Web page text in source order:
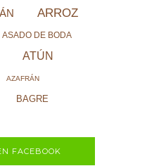
ARROZ
ASADO DE BODA
ATÚN
AZAFRÁN
BAGRE
FACEBOOK